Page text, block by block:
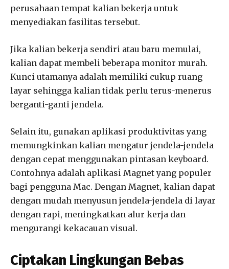
perusahaan tempat kalian bekerja untuk
menyediakan fasilitas tersebut.
Jika kalian bekerja sendiri atau baru memulai,
kalian dapat membeli beberapa monitor murah.
Kunci utamanya adalah memiliki cukup ruang
layar sehingga kalian tidak perlu terus-menerus
berganti-ganti jendela.
Selain itu, gunakan aplikasi produktivitas yang
memungkinkan kalian mengatur jendela-jendela
dengan cepat menggunakan pintasan keyboard.
Contohnya adalah aplikasi Magnet yang populer
bagi pengguna Mac. Dengan Magnet, kalian dapat
dengan mudah menyusun jendela-jendela di layar
dengan rapi, meningkatkan alur kerja dan
mengurangi kekacauan visual.
Ciptakan Lingkungan Bebas